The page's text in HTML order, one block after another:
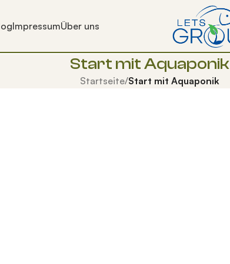
ImpressumÜber uns
Start mit Aquaponik
Startseite/Start mit Aquaponik